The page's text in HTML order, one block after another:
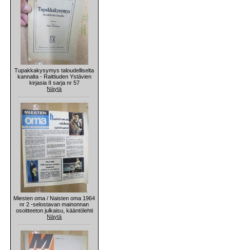
Tupakkakysymys taloudelliselta
kannalta - Raittiuden Ystävien
kirjasia II sarja nr 57
Näytä
Miesten oma / Naisten oma 1964
nr 2 -selostavan mainonnan
osoitteeton julkaisu, kääntölehti
Näytä